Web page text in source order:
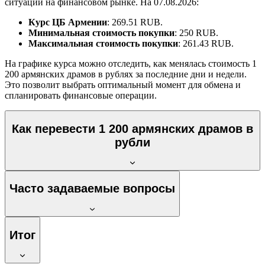
ситуации на финансовом рынке. На 07.08.2026:
Курс ЦБ Армении: 269.51 RUB.
Минимальная стоимость покупки: 250 RUB.
Максимальная стоимость покупки: 261.43 RUB.
На графике курса можно отследить, как менялась стоимость 1
200 армянских драмов в рублях за последние дни и недели.
Это позволит выбрать оптимальный момент для обмена и
спланировать финансовые операции.
Как перевести 1 200 армянских драмов в
рубли
Часто задаваемые вопросы
Итог